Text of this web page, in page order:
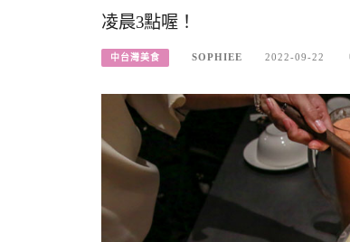
凌晨3點喔！
中台灣美食 SOPHIEE 2022-09-22